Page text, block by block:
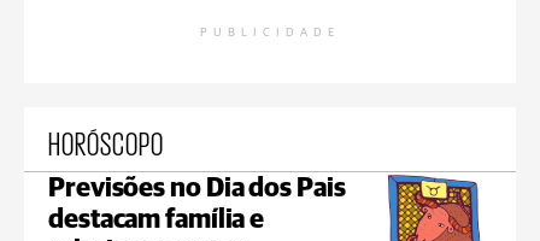
PUBLICIDADE
HORÓSCOPO
Previsões no Dia dos Pais
destacam família e